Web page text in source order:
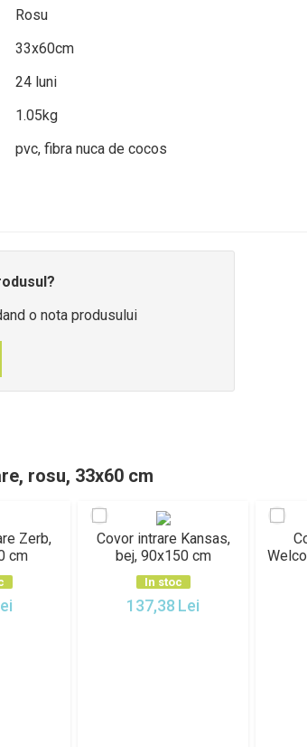
Rosu
33x60cm
24 luni
1.05kg
pvc, fibra nuca de cocos
o nota produsului
rosu, 33x60 cm
intrare Kansas,
bej, 90x150 cm
Covoras intrare
Welcome, negru, 33x50